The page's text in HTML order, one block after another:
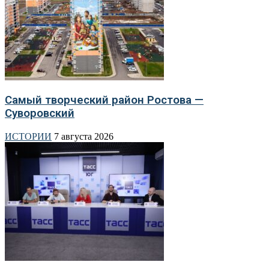
Самый творческий район Ростова —
Суворовский
ИСТОРИИ 7 августа 2026